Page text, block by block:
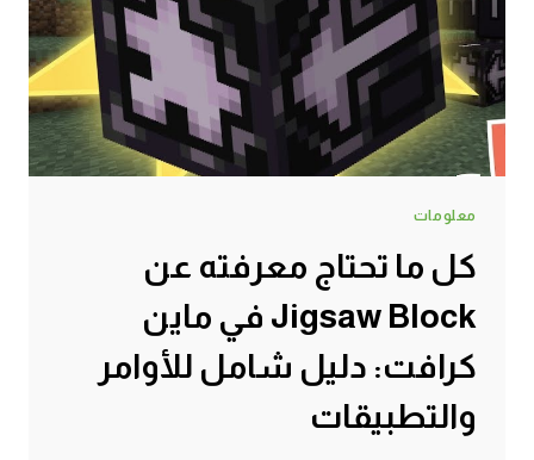
معلومات
كل ما تحتاج معرفته عن
Jigsaw Block في ماين
كرافت: دليل شامل للأوامر
والتطبيقات